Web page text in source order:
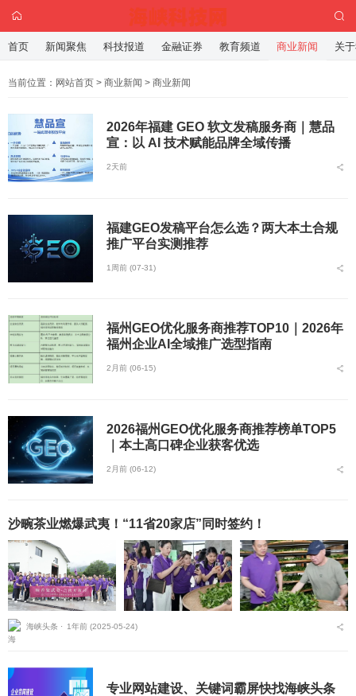
当前位置： 网站首页 > 商业新闻 > 商业新闻
2026年福建 GEO 软文发稿服务商｜慧品
宣：以 AI 技术赋能品牌全域传播
2天前
福建GEO发稿平台怎么选？两大本土合规
推广平台实测推荐
1周前 (07-31)
福州GEO优化服务商推荐TOP10｜2026年
福州企业AI全域推广选型指南
2月前 (06-15)
2026福州GEO优化服务商推荐榜单TOP5
｜本土高口碑企业获客优选
2月前 (06-12)
沙畹茶业燃爆武夷！“11省20家店”同时签约！
海峡头条 ⋅ 1年前 (2025-05-24)
专业网站建设、关键词霸屏快找海峡头条
首页 新闻聚焦 科技报道 金融证券 教育频道 商业新闻 关